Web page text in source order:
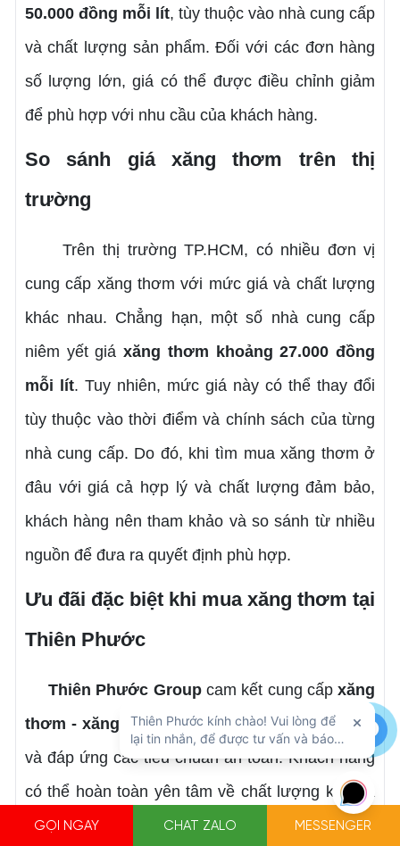
50.000 đồng mỗi lít, tùy thuộc vào nhà cung cấp
và chất lượng sản phẩm. Đối với các đơn hàng
số lượng lớn, giá có thể được điều chỉnh giảm
để phù hợp với nhu cầu của khách hàng.
So sánh giá xăng thơm trên thị
trường
Trên thị trường TP.HCM, có nhiều đơn vị
cung cấp xăng thơm với mức giá và chất lượng
khác nhau. Chẳng hạn, một số nhà cung cấp
niêm yết giáxăng thơm khoảng 27.000 đồng
mỗi lít. Tuy nhiên, mức giá này có thể thay đổi
tùy thuộc vào thời điểm và chính sách của từng
nhà cung cấp. Do đó, khi tìm mua xăng thơm ở
đâu với giá cả hợp lý và chất lượng đảm bảo,
khách hàng nên tham khảo và so sánh từ nhiều
nguồn để đưa ra quyết định phù hợp.
Ưu đãi đặc biệt khi mua xăng thơm tại
Thiên Phước
Thiên Phước Groupcam kết cung cấpxăng
thơm - xăng Nhật giá rẻvới nguồn gốc rõ ràng
và đáp ứng các tiêu chuẩn an toàn. Khách hàng
có thể hoàn toàn yên tâm về chất lượng khi lựa
chọn sản phẩm từ
Thiên Phước Group. Để biết
GỌI NGAY CHAT ZALO MESSENGER